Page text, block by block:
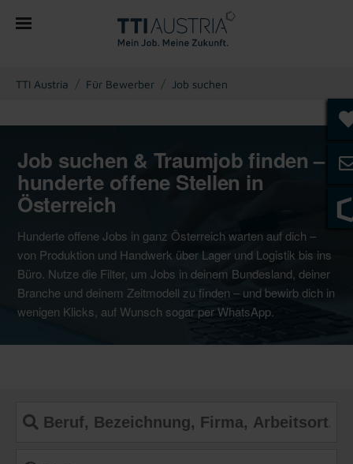
You are here:
TTI Austria Für Bewerber Job suchen
Job suchen & Traumjob finden –
hunderte offene Stellen in
Österreich
Hunderte offene Jobs in ganz Österreich warten auf dich –
von Produktion und Handwerk über Lager und Logistik bis ins
Büro. Nutze die Filter, um Jobs in deinem Bundesland, deiner
Branche und deinem Zeitmodell zu finden – und bewirb dich in
wenigen Klicks, auf Wunsch sogar per WhatsApp.